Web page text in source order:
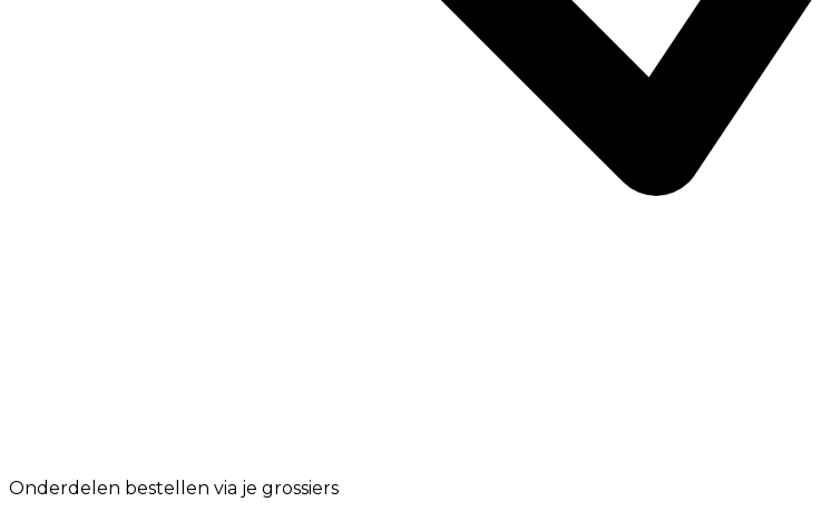
Onderdelen bestellen via je grossiers